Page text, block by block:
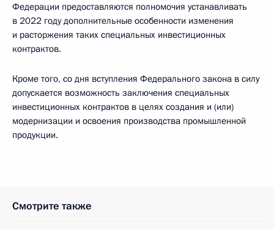
Федерации предоставляются полномочия устанавливать
в 2022 году дополнительные особенности изменения
и расторжения таких специальных инвестиционных
контрактов.
Кроме того, со дня вступления Федерального закона в силу
допускается возможность заключения специальных
инвестиционных контрактов в целях создания и (или)
модернизации и освоения производства промышленной
продукции.
Смотрите также